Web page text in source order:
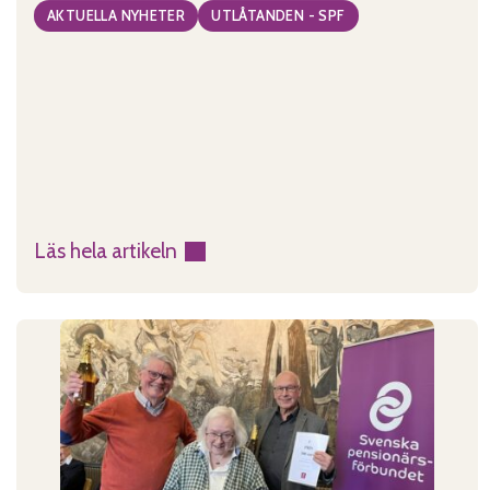
AKTUELLA NYHETER UTLÅTANDEN - SPF
Läs hela artikeln
:
äldres
rätt
omsorg
måste
tryggas!